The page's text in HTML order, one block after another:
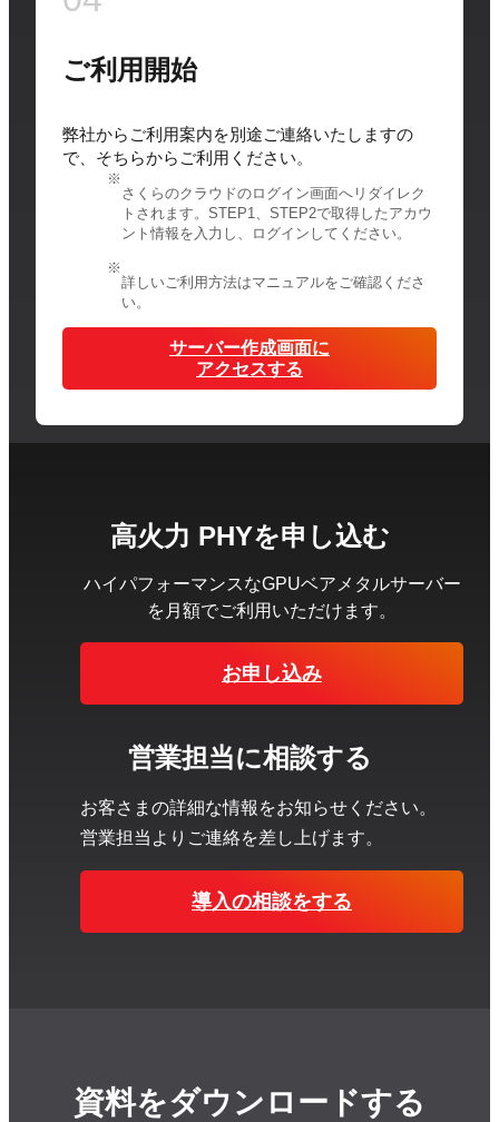
ご利用開始
弊社からご利用案内を別途ご連絡いたしますの
で、そちらからご利用ください。
さくらのクラウドのログイン画面へリダイレク
トされます。STEP1、STEP2で取得したアカウ
ント情報を入力し、ログインしてください。
詳しいご利用方法はマニュアルをご確認くださ
い。
サーバー作成画面に
アクセスする
高火力 PHYを申し込む
ハイパフォーマンスなGPUベアメタルサーバー
を 月額でご利用いただけます。
お申し込み
営業担当に相談する
お客さまの詳細な情報をお知らせください。
営業担当よりご連絡を差し上げます。
導入の相談をする
資料をダウンロードする